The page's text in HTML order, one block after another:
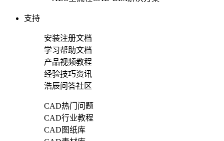
支持
安装注册文档
学习帮助文档
产品视频教程
经验技巧资讯
浩辰问答社区
CAD热门问题
CAD行业教程
CAD图纸库